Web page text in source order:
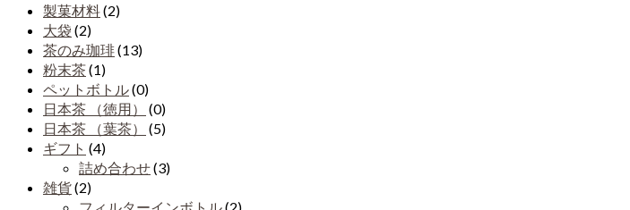
製菓材料(2)
大袋 (2)
茶のみ珈琲(13)
粉末茶(1)
ペットボトル(0)
日本茶 （徳用）
(0)
日本茶 （葉茶）
(5)
ギフト (4)
詰め合わせ(3)
雑貨(2)